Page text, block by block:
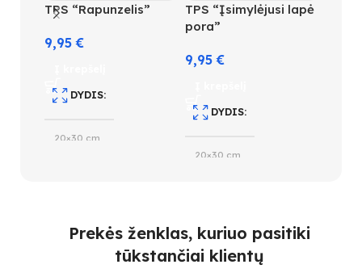
TPS “Rapunzelis”
9,95€
DYDIS
20×30 cm
TPS “Įsimylėjusi lapė
pora”
9,95€
DYDIS
20×30 cm
2
Prekės ženklas, kuriuo pasitiki
tūkstančiai klientų